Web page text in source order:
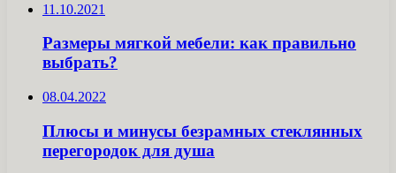
11.10.2021
Размеры мягкой мебели: как правильно
выбрать?
08.04.2022
Плюсы и минусы безрамных стеклянных
перегородок для душа